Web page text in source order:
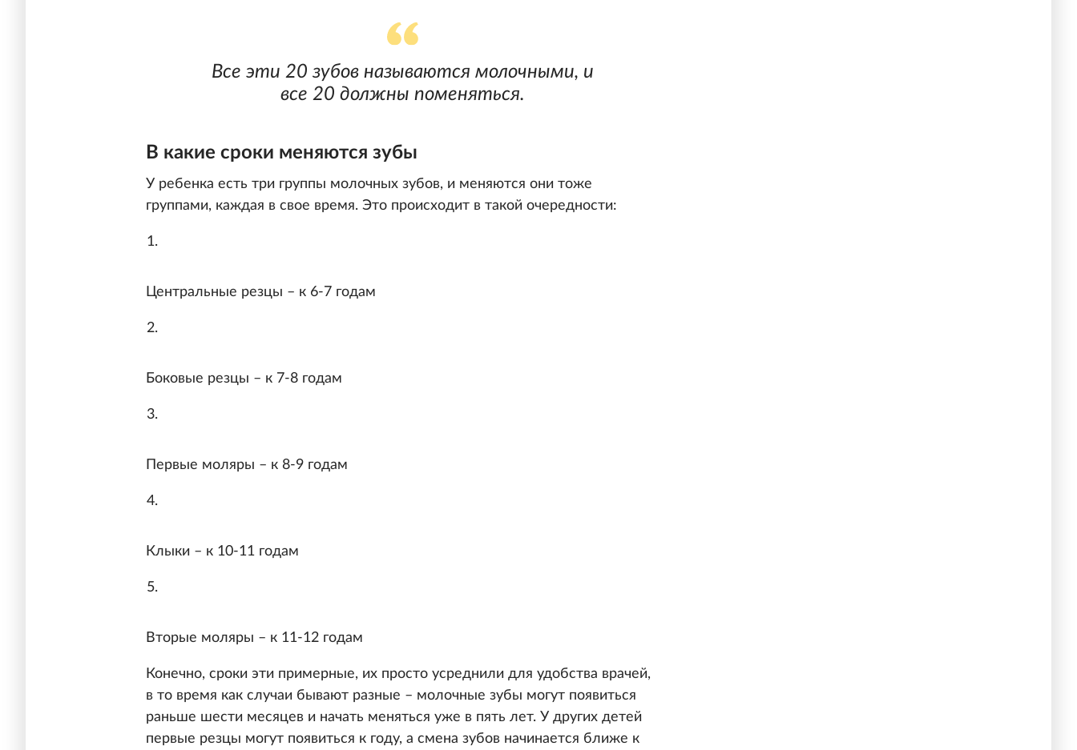
Все эти 20 зубов называются молочными, и
все 20 должны поменяться.
В какие сроки меняются зубы
У ребенка есть три группы молочных зубов, и меняются они тоже
группами, каждая в свое время. Это происходит в такой очередности:
Центральные резцы – к 6-7 годам
Боковые резцы – к 7-8 годам
Первые моляры – к 8-9 годам
Клыки – к 10-11 годам
Вторые моляры – к 11-12 годам
Конечно, сроки эти примерные, их просто усреднили для удобства врачей,
в то время как случаи бывают разные – молочные зубы могут появиться
раньше шести месяцев и начать меняться уже в пять лет. У других детей
первые резцы могут появиться к году, а смена зубов начинается ближе к